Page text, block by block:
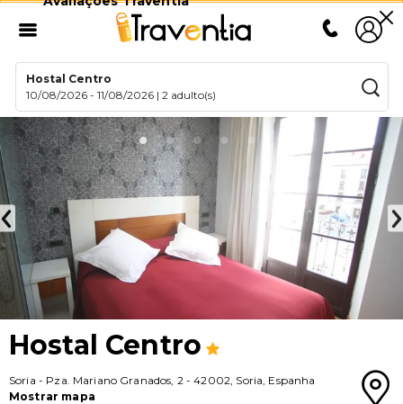
Hostal Centro
10/08/2026 -11/08/2026 |2 adulto(s)
Hostal Centro
Soria - Pza. Mariano Granados, 2-42002, Soria, Espanha
Mostrar mapa